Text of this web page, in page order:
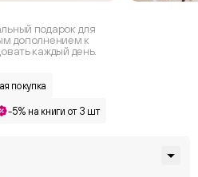
подарок для
дополнением к
каждый день.
покупка
-5% на книги от 3 шт